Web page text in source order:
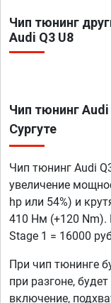
Чип тюнинг
Audi Q3 U8
Чип тюнинг Audi
Сургуте
Чип тюнинг Audi
увеличение
hp или 54%) и
410 Нм (+120
Stage 1 = 16000
При чип тюнинге
при разгоне,
включение,